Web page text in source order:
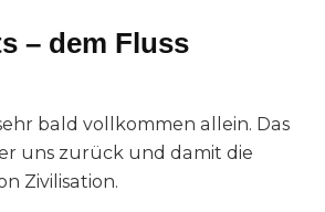
– dem Fluss
bald vollkommen allein. Das
uns zurück und damit die
Zivilisation.